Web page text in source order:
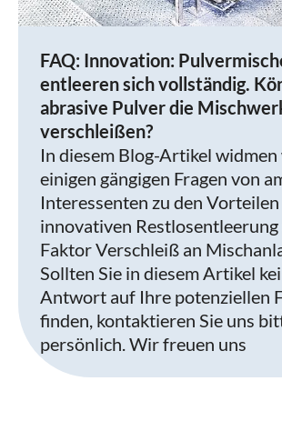
FAQ: Innovation:
entleeren sich vollständig.
abrasive Pulver die
verschleißen?
In diesem Blog-Artikel
einigen gängigen Fragen von
Interessenten zu den
innovativen Restlosentleerung
Faktor Verschleiß an
Sollten Sie in diesem Artikel
Antwort auf Ihre potenziellen
finden, kontaktieren Sie uns
persönlich. Wir freuen uns